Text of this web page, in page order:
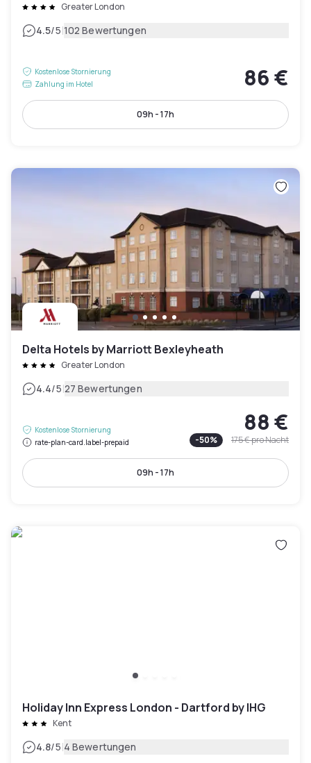
Greater London
4.5/5|102 Bewertungen
Kostenlose Stornierung
Zahlung im Hotel
86 €
09h - 17h
Delta Hotels by Marriott Bexleyheath
Greater London
4.4/5|27 Bewertungen
Kostenlose Stornierung
rate-plan-card.label-prepaid
88 €
-50% 175 €pro Nacht
09h - 17h
Holiday Inn Express London - Dartford by IHG
Kent
4.8/5|4 Bewertungen